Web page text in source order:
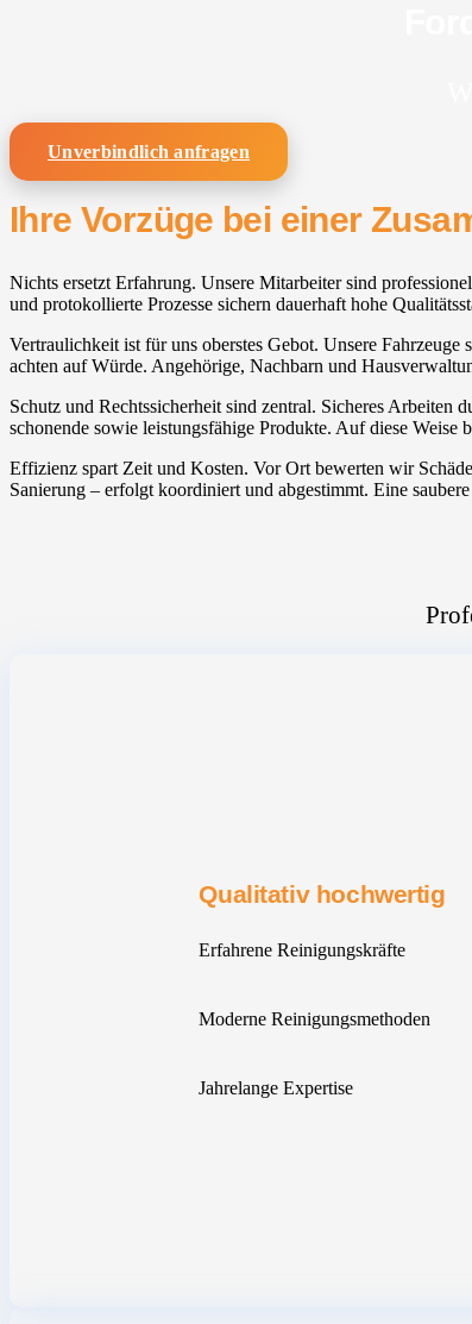
Unverbindlich anfragen
Ihre Vorzüge bei einer
Nichts ersetzt Erfahrung. Unsere Mitarbeiter sind
und protokollierte Prozesse sichern dauerhaft hohe
Vertraulichkeit ist für uns oberstes Gebot. Unsere
achten auf Würde. Angehörige, Nachbarn und
Schutz und Rechtssicherheit sind zentral. Sicheres Arbeiten
schonende sowie leistungsfähige Produkte. Auf diese Weise
Effizienz spart Zeit und Kosten. Vor Ort bewerten wir
Sanierung – erfolgt koordiniert und abgestimmt. Eine
Qualitativ hochwertig
Erfahrene Reinigungskräfte
Moderne Reinigungsmethoden
Jahrelange Expertise